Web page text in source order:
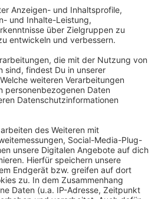
um das Ausmaß der
Erst dann kann abgeschätzt
ergriffen werden müssen.
Spalt am
A59-Grunewaldbrücke für
Der Verkehr wurde
bis die Fuge erneuert war. Wie
bilden konnte, ist noch unklar.